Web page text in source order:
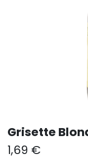
Grisette
1,69 €